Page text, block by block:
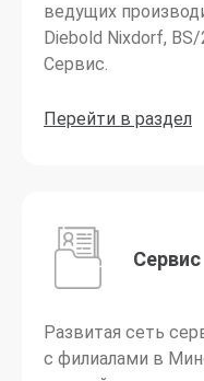
ведущих
Diebold Nixdorf,
Сервис.
Перейти в раздел
Сервис
Развитая сеть
с филиалами в